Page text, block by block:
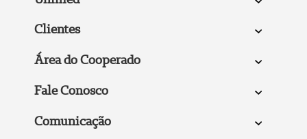
Clientes
Área do Cooperado
Fale Conosco
Comunicação